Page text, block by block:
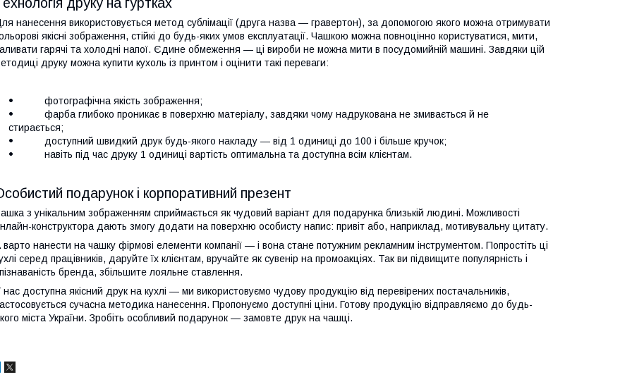
нанесення використовується метод сублімації (друга назва — гравертон), за допомогою якого можна отримувати
якісні зображення, стійкі до будь-яких умов експлуатації. Чашкою можна повноцінно користуватися, мити,
гарячі та холодні напої. Єдине обмеження — ці вироби не можна мити в посудомийній машині. Завдяки цій
друку можна купити кухоль із принтом і оцінити такі переваги:
фотографічна якість зображення;
фарба глибоко проникає в поверхню матеріалу, завдяки чому надрукована не змивається й не
стирається;
доступний швидкий друк будь-якого накладу — від 1 одиниці до 100 і більше кручок;
навіть під час друку 1 одиниці вартість оптимальна та доступна всім клієнтам.
подарунок і корпоративний презент
з унікальним зображенням сприймається як чудовий варіант для подарунка близькій людині. Можливості
конструктора дають змогу додати на поверхню особисту напис: привіт або, наприклад, мотивувальну цитату.
варто нанести на чашку фірмові елементи компанії — і вона стане потужним рекламним інструментом. Попростіть ці
серед працівників, даруйте їх клієнтам, вручайте як сувенір на промоакціях. Так ви підвищите популярність і
бренда, збільшите лояльне ставлення.
нас доступна якісний друк на кухлі — ми використовуємо чудову продукцію від перевірених постачальників,
сучасна методика нанесення. Пропонуємо доступні ціни. Готову продукцію відправляємо до будь-
міста України. Зробіть особливий подарунок — замовте друк на чашці.